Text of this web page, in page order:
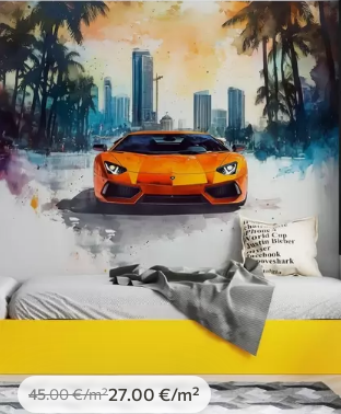
45.00€/m²27.00 €/m²